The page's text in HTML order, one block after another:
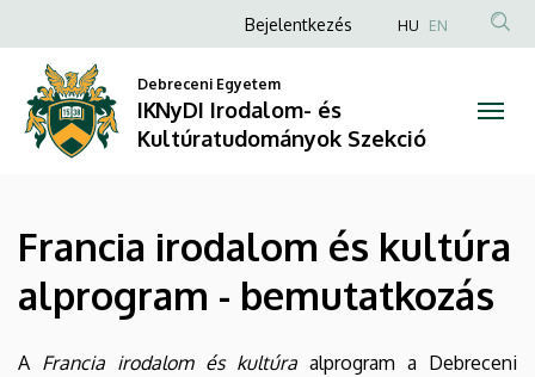
irodalom
és
kultúra
bemutatkozás
a
tartalomra
Anonim
fiók
menüje
Bejelentkezés HU EN
Debreceni Egyetem
IKNyDI Irodalom- és
Kultúratudományok Szekció
Francia irodalom és kultúra
alprogram - bemutatkozás
A Francia irodalom és kultúra alprogram a Debreceni